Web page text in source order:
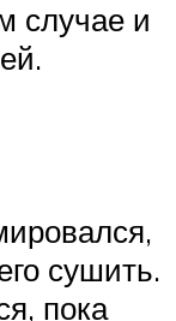
случае и
сушить.
пока